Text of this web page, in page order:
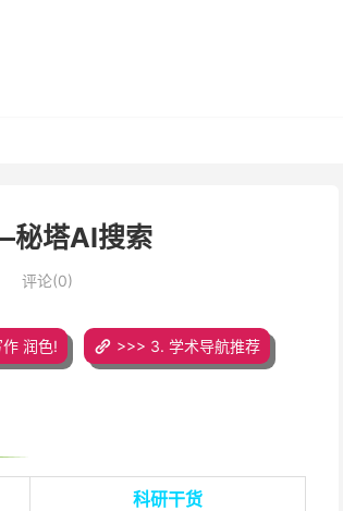
秘塔AI搜索
评论(0)
润色! >>> 3. 学术导航推荐
科研干货